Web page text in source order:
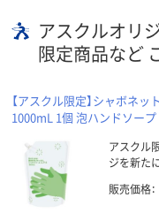
アスクルオリ
限定商品など
【アスクル限定】シャボネ
1000mL 1個 泡ハンドソー
アスクル
ジを新た
販売価格：